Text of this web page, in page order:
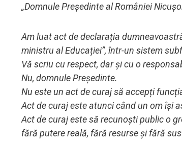
„Domnule Președinte al României
Am luat act de declarația
ministru al Educației”, într-un sistem
Vă scriu cu respect, dar și cu o
Nu, domnule Președinte.
Nu este un act de curaj să accepți
Act de curaj este atunci când un om își
Act de curaj este să recunoști public o
fără putere reală, fără resurse și fără